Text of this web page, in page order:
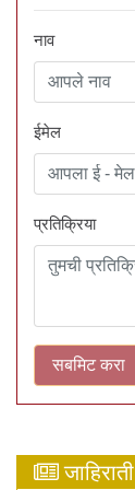
नाव
ईमेल
प्रतिक्रिया
जाहिराती